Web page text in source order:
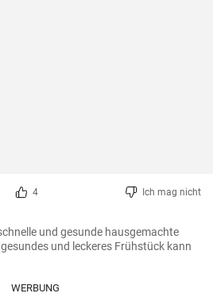
4 Ich mag nicht
und gesunde hausgemachte
und leckeres Frühstück kann
WERBUNG